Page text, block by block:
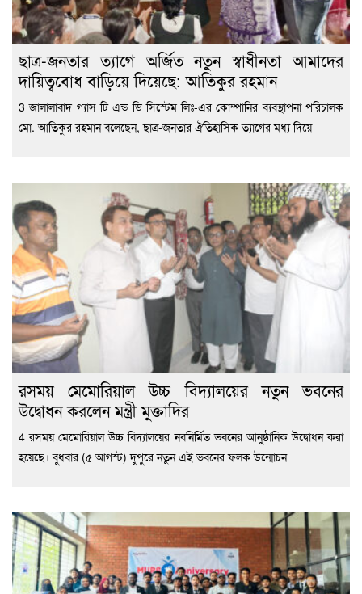
ছাত্র-জনতার ত্যাগে অর্জিত নতুন স্বাধীনতা আমাদের
দায়িত্ববোধ বাড়িয়ে দিয়েছে: আতিকুর রহমান
3 জালালাবাদ গ্যাস টি এন্ড ডি সিস্টেম লিঃ-এর কোম্পানির ব্যবস্থাপনা পরিচালক
মো. আতিকুর রহমান বলেছেন, ছাত্র-জনতার ঐতিহাসিক ত্যাগের মধ্য দিয়ে
রসময় মেমোরিয়াল উচ্চ বিদ্যালয়ের নতুন ভবনের
উদ্বোধন করলেন মন্ত্রী মুক্তাদির
4 রসময় মেমোরিয়াল উচ্চ বিদ্যালয়ের নবনির্মিত ভবনের আনুষ্ঠানিক উদ্বোধন করা
হয়েছে। বুধবার (৫ আগস্ট) দুপুরে নতুন এই ভবনের ফলক উন্মোচন